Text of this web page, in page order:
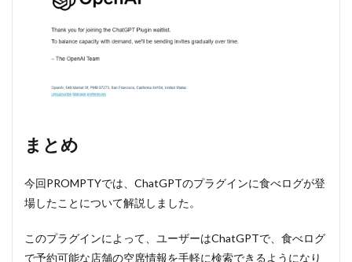
まとめ
今回PROMPTYでは、ChatGPTのプラグインに食べログが登
場したことについて解説しました。
このプラグインによって、ユーザーはChatGPTで、食べログ
で予約可能な店舗の空席情報を手軽に検索できるようになり